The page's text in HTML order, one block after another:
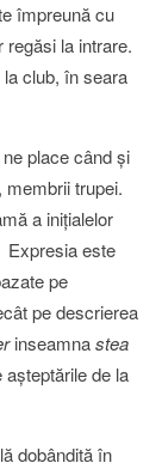
împreună cu
la intrare.
club, în seara
place când şi
membrii trupei.
a iniţialelor
Expresia este
pe
pe descrierea
inseamnastea
de la
dobândită în